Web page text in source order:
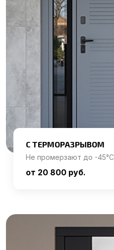
С ТЕРМОРАЗРЫВОМ
Не промерзают до -45°C
от 20 800 руб.